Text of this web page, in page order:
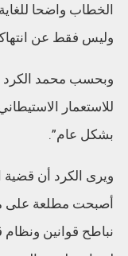
الخطاب واضحا
وليس فقط عن
وبحسب محمد الكرد
للاستعمار
بشكل عام”.
ويرى الكرد أن قضية
أصبحت مطلعة على
نباطح قوانين